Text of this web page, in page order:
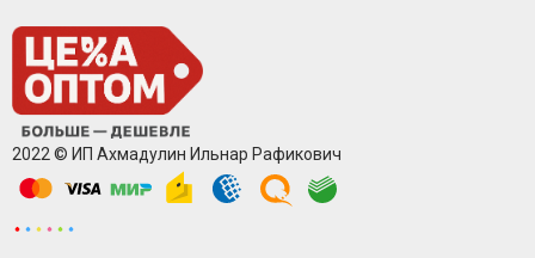
2022 © ИП Ахмадулин Ильнар Рафикович